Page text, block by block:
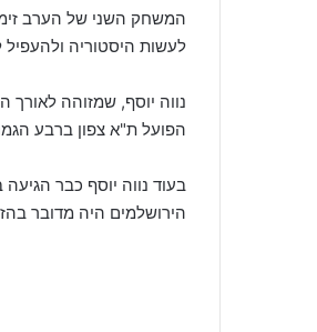
המשחק השני של הערב
לעשות היסטוריה
הפועל ת"א צפון ברבע
הירושלמים היה מדובר